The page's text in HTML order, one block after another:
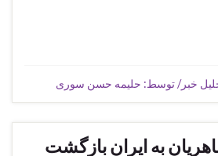
خبر/ توسط: حلیمه حسن سوری
به ایران بازگشت